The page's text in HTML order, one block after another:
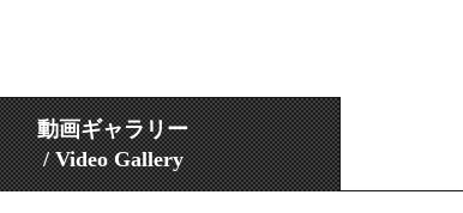
動画ギャラリー
/ Video Gallery